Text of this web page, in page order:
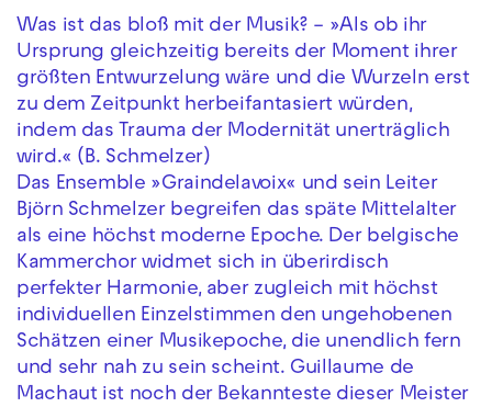
Was ist das bloß mit der Musik? – »Als ob ihr
Ursprung gleichzeitig bereits der Moment ihrer
größten Entwurzelung wäre und die Wurzeln erst
zu dem Zeitpunkt herbeifantasiert würden,
indem das Trauma der Modernität unerträglich
wird.« (B. Schmelzer)
Das Ensemble »Graindelavoix« und sein Leiter
Björn Schmelzer begreifen das späte Mittelalter
als eine höchst moderne Epoche. Der belgische
Kammerchor widmet sich in überirdisch
perfekter Harmonie, aber zugleich mit höchst
individuellen Einzelstimmen den ungehobenen
Schätzen einer Musikepoche, die unendlich fern
und sehr nah zu sein scheint. Guillaume de
Machaut ist noch der Bekannteste dieser Meister